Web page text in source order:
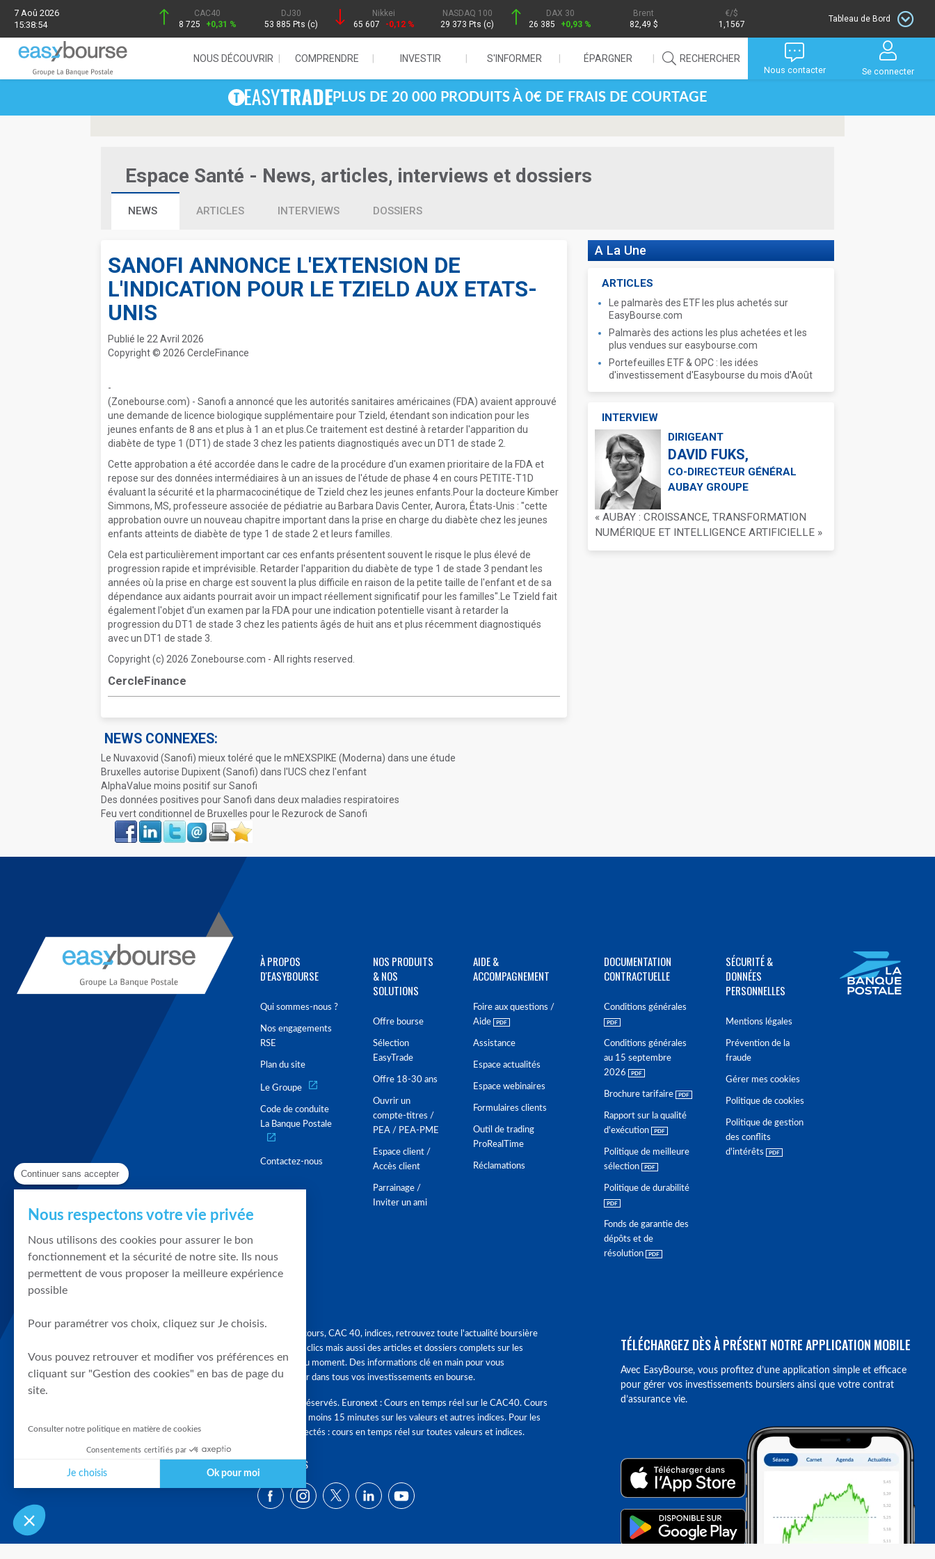
7 Aoû 2026
15:38:54
CAC40
8 725
+0,31 %
DJ30
53 885 Pts (c)
Nikkei
65 607
-0,12 %
NASDAQ 100
29 373 Pts (c)
DAX 30
26 385
+0,93 %
Brent
82,49 $
/$
1,1567
Tableau de Bord
NOUS DÉCOUVRIR COMPRENDRE INVESTIR S'INFORMER ÉPARGNER RECHERCHER
Nous contacter Se connecter
PLUS DE 20 000 PRODUITS À 0€ DE FRAIS DE COURTAGE
Espace Santé - News, articles, interviews et dossiers
NEWS ARTICLES INTERVIEWS DOSSIERS
SANOFI ANNONCE L'EXTENSION DE
L'INDICATION POUR LE TZIELD AUX ETATS-
UNIS
Publié le 22 Avril 2026
Copyright © 2026 CercleFinance
-
(Zonebourse.com) - Sanofi a annoncé que les autorités sanitaires américaines (FDA) avaient approuvé
une demande de licence biologique supplémentaire pour Tzield, étendant son indication pour les
jeunes enfants de 8 ans et plus à 1 an et plus.Ce traitement est destiné à retarder l'apparition du
diabète de type 1 (DT1) de stade 3 chez les patients diagnostiqués avec un DT1 de stade 2.
Cette approbation a été accordée dans le cadre de la procédure d'un examen prioritaire de la FDA et
repose sur des données intermédiaires à un an issues de l'étude de phase 4 en cours PETITE-T1D
évaluant la sécurité et la pharmacocinétique de Tzield chez les jeunes enfants.Pour la docteure Kimber
Simmons, MS, professeure associée de pédiatrie au Barbara Davis Center, Aurora, États-Unis : "cette
approbation ouvre un nouveau chapitre important dans la prise en charge du diabète chez les jeunes
enfants atteints de diabète de type 1 de stade 2 et leurs familles.
Cela est particulièrement important car ces enfants présentent souvent le risque le plus élevé de
progression rapide et imprévisible. Retarder l'apparition du diabète de type 1 de stade 3 pendant les
années où la prise en charge est souvent la plus difficile en raison de la petite taille de l'enfant et de sa
dépendance aux aidants pourrait avoir un impact réellement significatif pour les familles".Le Tzield fait
également l'objet d'un examen par la FDA pour une indication potentielle visant à retarder la
progression du DT1 de stade 3 chez les patients âgés de huit ans et plus récemment diagnostiqués
avec un DT1 de stade 3.
Copyright (c) 2026 Zonebourse.com - All rights reserved.
CercleFinance
NEWS CONNEXES:
Le Nuvaxovid (Sanofi) mieux toléré que le mNEXSPIKE (Moderna) dans une étude
Bruxelles autorise Dupixent (Sanofi) dans l'UCS chez l'enfant
AlphaValue moins positif sur Sanofi
Des données positives pour Sanofi dans deux maladies respiratoires
Feu vert conditionnel de Bruxelles pour le Rezurock de Sanofi
Face
book
LinkIn Twitter Envoyer ImprimerFavoris
A La Une
ARTICLES
Le palmarès des ETF les plus achetés sur
EasyBourse.com
Palmarès des actions les plus achetées et les
plus vendues sur easybourse.com
Portefeuilles ETF & OPC : les idées
d'investissement d'Easybourse du mois d'Août
INTERVIEW
DIRIGEANT
DAVID FUKS,
CO-DIRECTEUR GÉNÉRAL
AUBAY GROUPE
« AUBAY : CROISSANCE, TRANSFORMATION
NUMÉRIQUE ET INTELLIGENCE ARTIFICIELLE »
À PROPOS
D'EASYBOURSE
Qui sommes-nous ?
Nos engagements
RSE
Plan du site
Le Groupe
Code de conduite
La Banque Postale
Contactez-nous
NOS PRODUITS
& NOS
SOLUTIONS
Offre bourse
Sélection
EasyTrade
Offre 18-30 ans
Ouvrir un
compte-titres /
PEA / PEA-PME
Espace client /
Accès client
Parrainage /
Inviter un ami
AIDE &
ACCOMPAGNEMENT
Foire aux questions /
Aide
Assistance
Espace actualités
Espace webinaires
Formulaires clients
Outil de trading
ProRealTime
Réclamations
DOCUMENTATION
CONTRACTUELLE
Conditions générales
Conditions générales
au 15 septembre
2026
Brochure tarifaire
Rapport sur la qualité
d'exécution
Politique de meilleure
sélection
Politique de durabilité
Fonds de garantie des
dépôts et de
résolution
SÉCURITÉ &
DONNÉES
PERSONNELLES
Mentions légales
Prévention de la
fraude
Gérer mes cookies
Politique de cookies
Politique de gestion
des conflits
d'intérêts
Graphique, cours, CAC 40, indices, retrouvez toute l'actualité boursière
en quelques clics mais aussi des articles et dossiers complets sur les
tendances du moment. Des informations clé en main pour vous
accompagner dans tous vos investissements en bourse.
Tous droits réservés. Euronext : Cours en temps réel sur le CAC40. Cours
différés d'au moins 15 minutes sur les valeurs et autres indices. Pour les
clients connectés : cours en temps réel sur toutes valeurs et indices.
SUIVEZ-NOUS
TÉLÉCHARGEZ DÈS À PRÉSENT NOTRE APPLICATION MOBILE
Avec EasyBourse, vous profitez d’une application simple et efficace
pour gérer vos investissements boursiers ainsi que votre contrat
d’assurance vie.
Continuer sans accepter
Nous respectons votre vie privée
Nous utilisons des cookies pour assurer le bon
fonctionnement et la sécurité de notre site. Ils nous
permettent de vous proposer la meilleure expérience
possible
Pour paramétrer vos choix, cliquez sur Je choisis.
Vous pouvez retrouver et modifier vos préférences en
cliquant sur "Gestion des cookies" en bas de page du
site.
Consulter notre politique en matière de cookies
Consentements certifiés par
Je choisis Ok pour moi
Plateforme de Gestion du Consentement : Personnalisez vos Options
Notre plateforme vous permet d'adapter et de gérer vos paramètres de confidentialité, en garantissant la conformité avec les réglementations. Personnalisez vos préférences pour contrôler la manière dont